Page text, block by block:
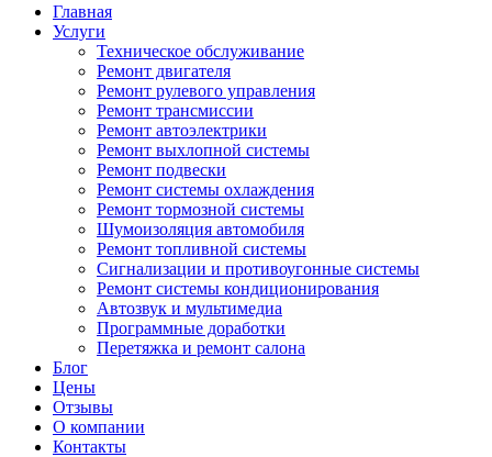
Главная
Услуги
Техническое обслуживание
Ремонт двигателя
Ремонт рулевого управления
Ремонт трансмиссии
Ремонт автоэлектрики
Ремонт выхлопной системы
Ремонт подвески
Ремонт системы охлаждения
Ремонт тормозной системы
Шумоизоляция автомобиля
Ремонт топливной системы
Сигнализации и противоугонные системы
Ремонт системы кондиционирования
Автозвук и мультимедиа
Программные доработки
Перетяжка и ремонт салона
Блог
Цены
Отзывы
О компании
Контакты